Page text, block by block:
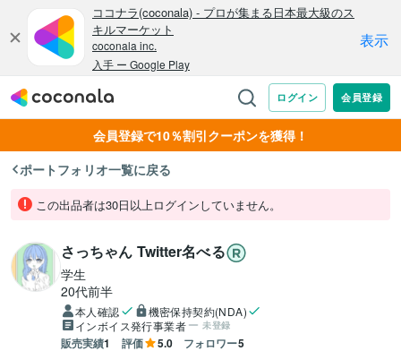
会員登録で10％割引クーポンを獲得！
ポートフォリオ一覧に戻る
この出品者は30日以上ログインしていません。
さっちゃん Twitter名べる
学生
20代前半
本人確認
機密保持契約(NDA)
インボイス発行事業者
未登録
販売実績1 評価 5.0 フォロワー5